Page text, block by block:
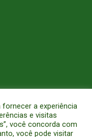
a experiência
e visitas
você concorda com
você pode visitar